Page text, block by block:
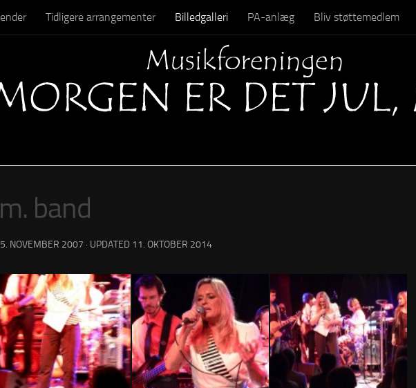
Tidligere arrangementer Billedgalleri PA-anlæg Bliv støttemedlem
band
NOVEMBER 2007 · UPDATED 11. OKTOBER 2014